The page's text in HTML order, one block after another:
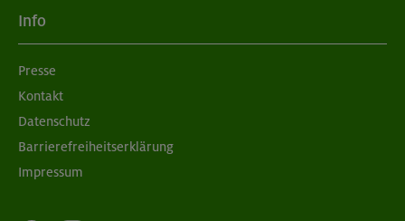
Spitzingsee
Kondition:
MUC-26-0521
Datum
Info
Presse
Kontakt
Datenschutz
Barrierefreiheitserklärung
Impressum